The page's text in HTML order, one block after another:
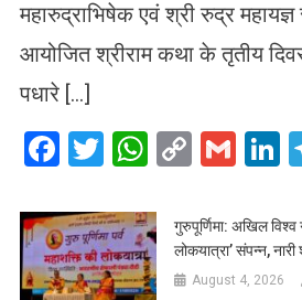
महारुद्राभिषेक एवं श्री रुद्र
आयोजित श्रीराम कथा के तृतीय
पधारे […]
Facebook
TwitterCopy
गुरुपूर्णिमा: अखिल विश्व
लोकयात्रा’ संपन्न,
August 4, 2026